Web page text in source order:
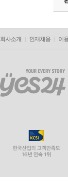
회사소개 인재채용 이